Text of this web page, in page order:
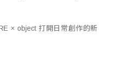
× object 打開日常創作的新